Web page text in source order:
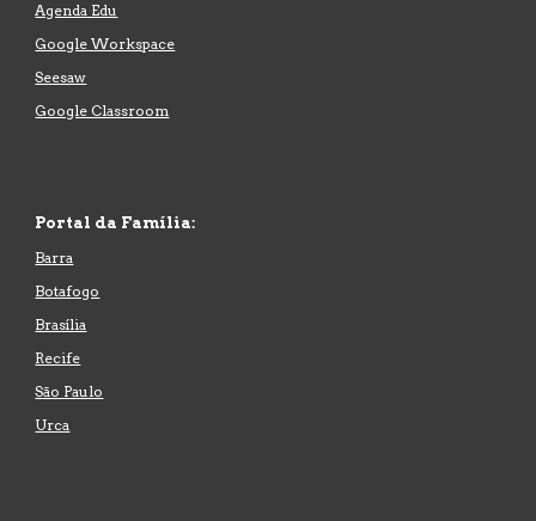
Agenda Edu
Google Workspace
Seesaw
Google Classroom
Portal da Família:
Barra
Botafogo
Brasília
Recife
São Paulo
Urca